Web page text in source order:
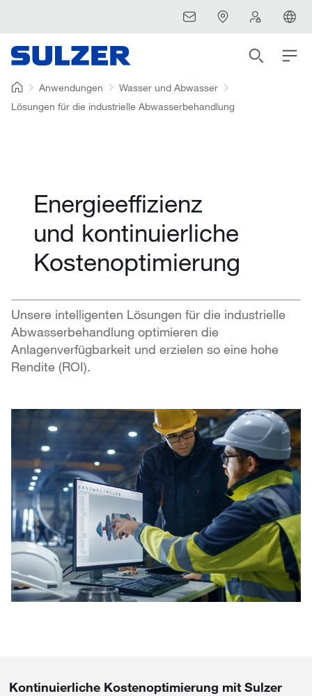
Anwendungen
Wasser und Abwasser
Lösungen für die industrielle Abwasserbehandlung
Energieeffizienz
und kontinuierliche
Kostenoptimierung
Unsere intelligenten Lösungen für die industrielle
Abwasserbehandlung optimieren die
Anlagenverfügbarkeit und erzielen so eine hohe
Rendite (ROI).
Kontinuierliche Kostenoptimierung mit Sulzer